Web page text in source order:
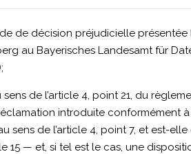
de décision préjudicielle
au Bayerisches Landesamt für
de l’article 4, point 21, du
introduite conformément
sens de l’article 4, point 7, et est-
15 — et, si tel est le cas, une